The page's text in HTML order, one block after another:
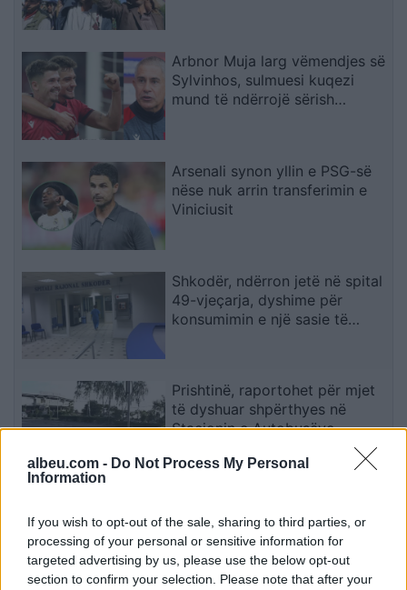
albeu.com - Do Not Process My Personal
Information
If you wish to opt-out of the sale, sharing to third parties, or
processing of your personal or sensitive information for
targeted advertising by us, please use the below opt-out
section to confirm your selection. Please note that after your
Arbnor Muja larg vëmendjes së
Sylvinhos, sulmuesi kuqezi
mund të ndërrojë sërish
Arsenali synon yllin e PSG-së
nëse nuk arrin transferimin e
Viniciusit
Shkodër, ndërron jetë në spital
49-vjeçarja, dyshime për
konsumimin e një sasie të
Prishtinë, raportohet për mjet
të dyshuar shpërthyes në
Stacionin e Autobusëve
bashkëpunon me Kurtin, edhe
nëse i ofrohet gjysma e
qeverisë